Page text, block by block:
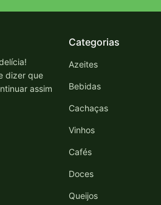
dizer que
assim
Categorias
Azeites
Bebidas
Cachaças
Vinhos
Cafés
Doces
Queijos